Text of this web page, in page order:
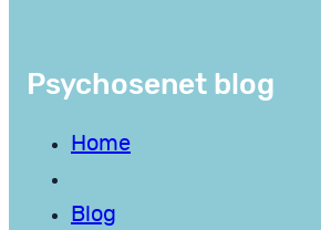
Psychosenet blog
Home
Blog